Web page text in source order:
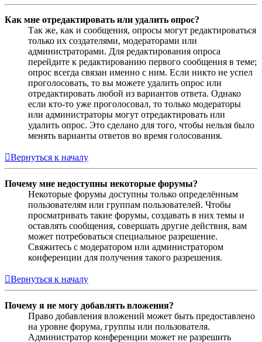
Как мне отредактировать или удалить опрос?
Так же, как и сообщения, опросы могут редактироваться
только их создателями, модераторами или
администраторами. Для редактирования опроса
перейдите к редактированию первого сообщения в теме;
опрос всегда связан именно с ним. Если никто не успел
проголосовать, то вы можете удалить опрос или
отредактировать любой из вариантов ответа. Однако
если кто-то уже проголосовал, то только модераторы
или администраторы могут отредактировать или
удалить опрос. Это сделано для того, чтобы нельзя было
менять варианты ответов во время голосования.
Вернуться к началу
Почему мне недоступны некоторые форумы?
Некоторые форумы доступны только определённым
пользователям или группам пользователей. Чтобы
просматривать такие форумы, создавать в них темы и
оставлять сообщения, совершать другие действия, вам
может потребоваться специальное разрешение.
Свяжитесь с модератором или администратором
конференции для получения такого разрешения.
Вернуться к началу
Почему я не могу добавлять вложения?
Право добавления вложений может быть предоставлено
на уровне форума, группы или пользователя.
Администратор конференции может не разрешить